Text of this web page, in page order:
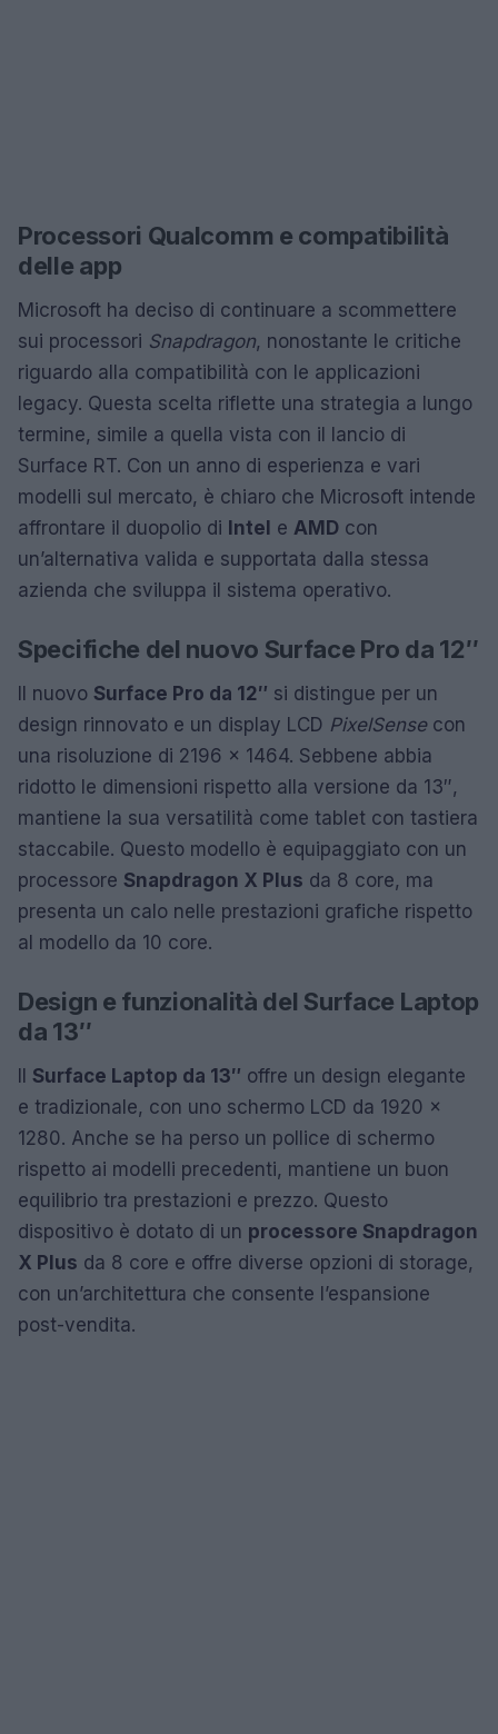
Processori Qualcomm e compatibilità
delle app
Microsoft ha deciso di continuare a scommettere
sui processori Snapdragon, nonostante le critiche
riguardo alla compatibilità con le applicazioni
legacy. Questa scelta riflette una strategia a lungo
termine, simile a quella vista con il lancio di
Surface RT. Con un anno di esperienza e vari
modelli sul mercato, è chiaro che Microsoft intende
affrontare il duopolio di Intel e AMD con
un’alternativa valida e supportata dalla stessa
azienda che sviluppa il sistema operativo.
Specifiche del nuovo Surface Pro da 12″
Il nuovo Surface Pro da 12″ si distingue per un
design rinnovato e un display LCD PixelSensecon
una risoluzione di 2196 x 1464. Sebbene abbia
ridotto le dimensioni rispetto alla versione da 13″,
mantiene la sua versatilità come tablet con tastiera
staccabile. Questo modello è equipaggiato con un
processore Snapdragon X Plus da 8 core, ma
presenta un calo nelle prestazioni grafiche rispetto
al modello da 10 core.
Design e funzionalità del Surface Laptop
da 13″
Il Surface Laptop da 13″ offre un design elegante
e tradizionale, con uno schermo LCD da 1920 x
1280. Anche se ha perso un pollice di schermo
rispetto ai modelli precedenti, mantiene un buon
equilibrio tra prestazioni e prezzo. Questo
dispositivo è dotato di un processore Snapdragon
X Plus da 8 core e offre diverse opzioni di storage,
con un’architettura che consente l’espansione
post-vendita.